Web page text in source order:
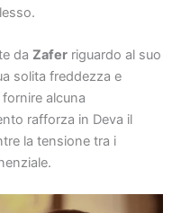
da Zafer riguardo al suo
solita freddezza e
alcuna
rafforza in Deva il
la tensione tra i